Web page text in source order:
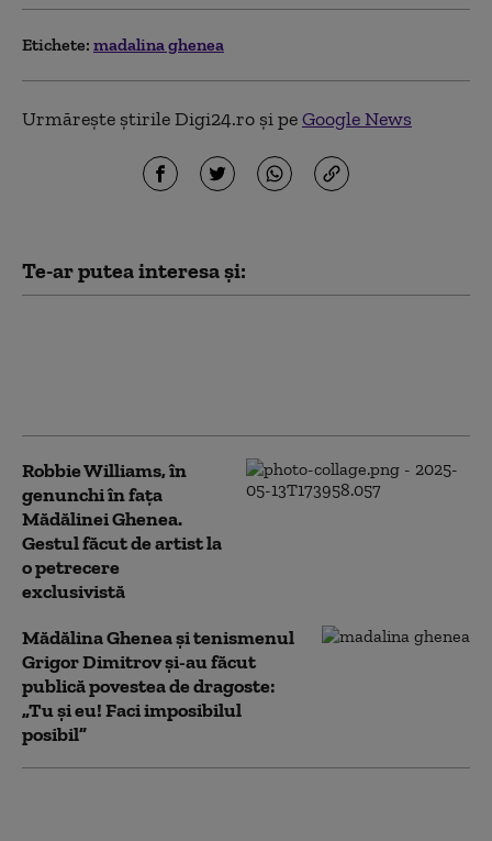
Etichete: madalina ghenea
Urmărește știrile Digi24.ro și peGoogle News
Te-ar putea interesa și:
Robbie Williams, în
genunchi în fața
Mădălinei Ghenea.
Gestul făcut de artist la
o petrecere
exclusivistă
Mădălina Ghenea și tenismenul
Grigor Dimitrov și-au făcut
publică povestea de dragoste:
„Tu și eu! Faci imposibilul
posibil”